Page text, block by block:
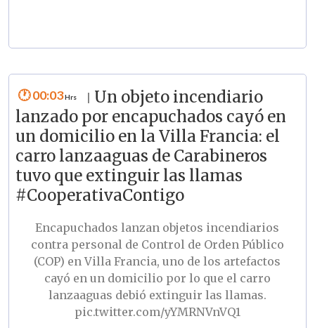
00:03
Un objeto incendiario
lanzado por encapuchados cayó en
un domicilio en la Villa Francia: el
carro lanzaaguas de Carabineros
tuvo que extinguir las llamas
#CooperativaContigo
Encapuchados lanzan objetos incendiarios
contra personal de Control de Orden Público
(COP) en Villa Francia, uno de los artefactos
cayó en un domicilio por lo que el carro
lanzaaguas debió extinguir las llamas.
pic.twitter.com/yYMRNVnVQ1